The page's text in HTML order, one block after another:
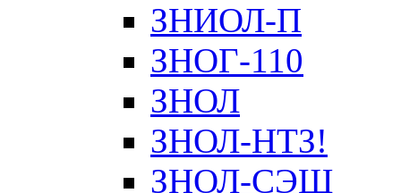
ЗНИОЛ-П
ЗНОГ-110
ЗНОЛ
ЗНОЛ-НТЗ!
ЗНОЛ-СЭЩ